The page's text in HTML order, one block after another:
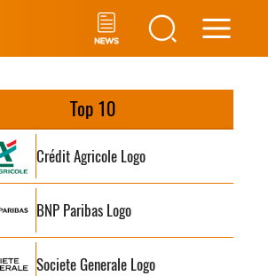
Top 10
Crédit Agricole Logo
BNP Paribas Logo
Societe Generale Logo